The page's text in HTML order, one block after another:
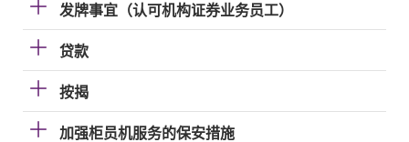
发牌事宜（认可机构证券业务员工）
贷款
按揭
加强柜员机服务的保安措施